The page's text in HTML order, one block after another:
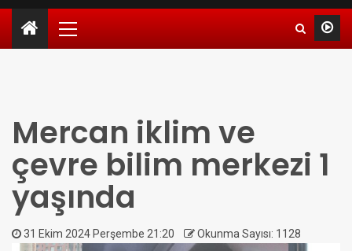
Mercan iklim ve
çevre bilim merkezi 1
yaşında
31 Ekim 2024 Perşembe 21:20 Okunma Sayısı: 1128